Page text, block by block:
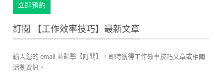
立即預約
訂閱 【工作效率技巧】最新文章
輸入您的 email 並點擊【訂閱】，即時獲得工作效率技巧文章或相關
活動資訊。